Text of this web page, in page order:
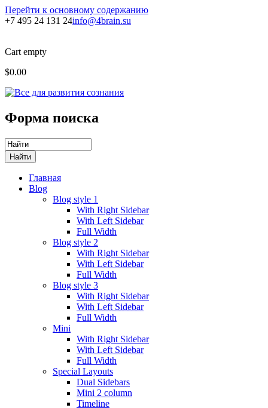
Перейти к основному содержанию
+7 495 24 131 24info@4brain.su
Cart empty
$0.00
Форма поиска
Главная
Blog
Blog style 1
With Right Sidebar
With Left Sidebar
Full Width
Blog style 2
With Right Sidebar
With Left Sidebar
Full Width
Blog style 3
With Right Sidebar
With Left Sidebar
Full Width
Mini
With Right Sidebar
With Left Sidebar
Full Width
Special Layouts
Dual Sidebars
Mini 2 column
Timeline